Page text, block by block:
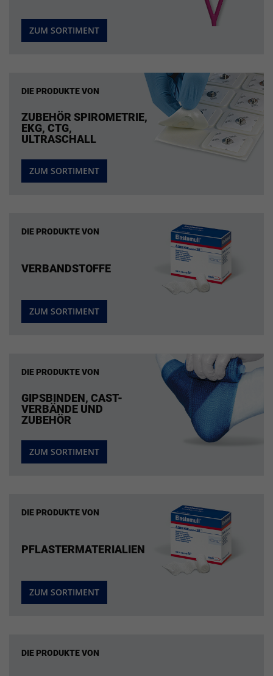
ZUM SORTIMENT
DIE PRODUKTE VON
ZUBEHÖR SPIROMETRIE,
EKG, CTG,
ULTRASCHALL
ZUM SORTIMENT
DIE PRODUKTE VON
VERBANDSTOFFE
ZUM SORTIMENT
DIE PRODUKTE VON
GIPSBINDEN, CAST-
VERBÄNDE UND
ZUBEHÖR
ZUM SORTIMENT
DIE PRODUKTE VON
PFLASTERMATERIALIEN
ZUM SORTIMENT
DIE PRODUKTE VON